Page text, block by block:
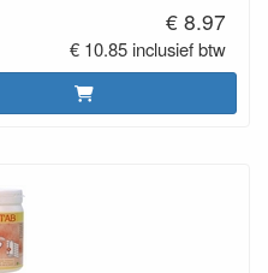
€ 8.97
€ 10.85 inclusief btw